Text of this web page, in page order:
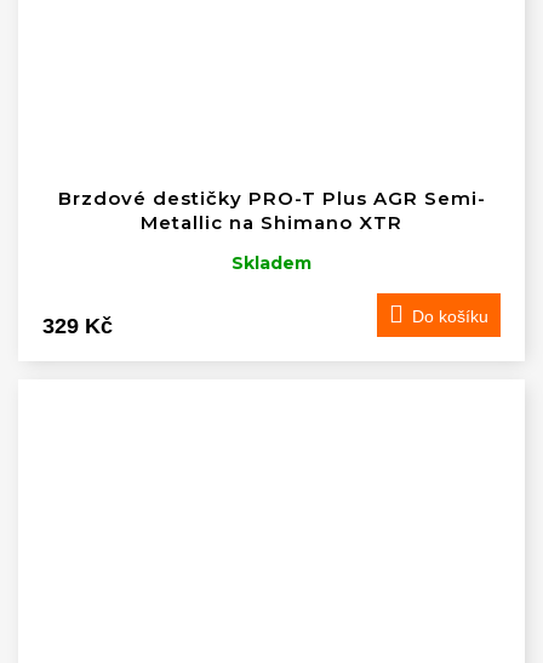
Brzdové destičky PRO-T Plus AGR Semi-
Metallic na Shimano XTR
Skladem
329 Kč Do košíku